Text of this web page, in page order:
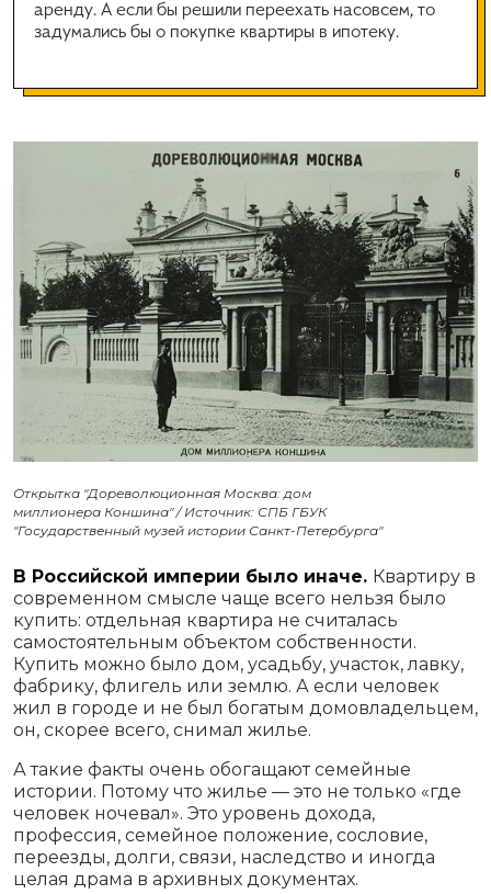
аренду. А если бы решили переехать насовсем, то
задумались бы о покупке квартиры в ипотеку.
Открытка "Дореволюционная Москва: дом
миллионера Коншина" / Источник: СПБ ГБУК
"Государственный музей истории Санкт-Петербурга"
В Российской империи было иначе. Квартиру в
современном смысле чаще всего нельзя было
купить: отдельная квартира не считалась
самостоятельным объектом собственности.
Купить можно было дом, усадьбу, участок, лавку,
фабрику, флигель или землю. А если человек
жил в городе и не был богатым домовладельцем,
он, скорее всего, снимал жилье.
А такие факты очень обогащают семейные
истории. Потому что жилье — это не только «где
человек ночевал». Это уровень дохода,
профессия, семейное положение, сословие,
переезды, долги, связи, наследство и иногда
целая драма в архивных документах.